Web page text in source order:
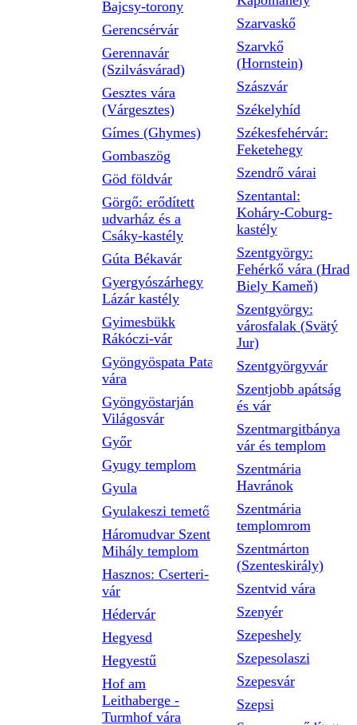
Bajcsy-torony
Gerencsérvár
Gerennavár
(Szilvásvárad)
Gesztes vára
(Várgesztes)
Gímes (Ghymes)
Gombaszög
Göd földvár
Görgő: erődített
udvarház és a
Csáky-kastély
Gúta Békavár
Gyergyószárhegy
Lázár kastély
Gyimesbükk
Rákóczi-vár
Gyöngyöspata Pata
vára
Gyöngyöstarján
Világosvár
Győr
Gyugy templom
Gyula
Gyulakeszi temető
Háromudvar Szent
Mihály templom
Hasznos: Cserteri-
vár
Hédervár
Hegyesd
Hegyestű
Hof am
Leithaberge -
Turmhof vára
Szarvaskő
Szarvkő
(Hornstein)
Szászvár
Székelyhíd
Székesfehérvár:
Feketehegy
Szendrő várai
Szentantal:
Koháry-Coburg-
kastély
Szentgyörgy:
Fehérkő vára (Hrad
Biely Kameň)
Szentgyörgy:
városfalak (Svätý
Jur)
Szentgyörgyvár
Szentjobb apátság
és vár
Szentmargitbánya
vár és templom
Szentmária
Havránok
Szentmária
templomrom
Szentmárton
(Szenteskirály)
Szentvid vára
Szenyér
Szepeshely
Szepesolaszi
Szepesvár
Szepsi